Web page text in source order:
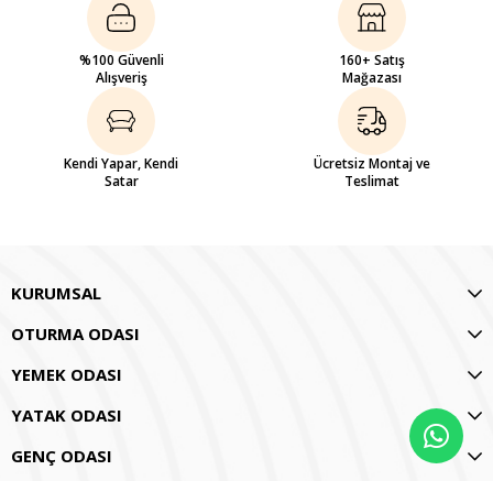
%100 Güvenli
Alışveriş
160+ Satış
Mağazası
Kendi Yapar, Kendi
Satar
Ücretsiz Montaj ve
Teslimat
KURUMSAL
OTURMA ODASI
YEMEK ODASI
YATAK ODASI
GENÇ ODASI